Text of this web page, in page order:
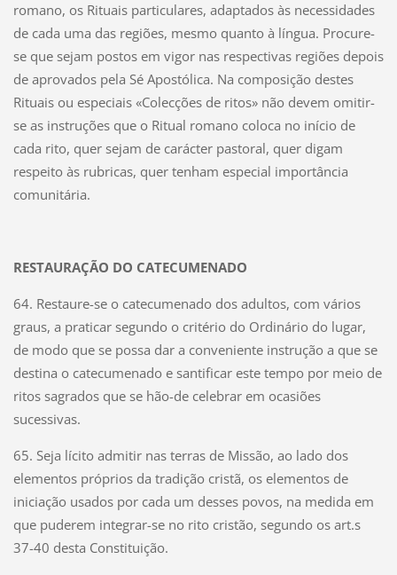
romano, os Rituais particulares, adaptados às necessidades
de cada uma das regiões, mesmo quanto à língua. Procure-
se que sejam postos em vigor nas respectivas regiões depois
de aprovados pela Sé Apostólica. Na composição destes
Rituais ou especiais «Colecções de ritos» não devem omitir-
se as instruções que o Ritual romano coloca no início de
cada rito, quer sejam de carácter pastoral, quer digam
respeito às rubricas, quer tenham especial importância
comunitária.
RESTAURAÇÃO DO CATECUMENADO
64. Restaure-se o catecumenado dos adultos, com vários
graus, a praticar segundo o critério do Ordinário do lugar,
de modo que se possa dar a conveniente instrução a que se
destina o catecumenado e santificar este tempo por meio de
ritos sagrados que se hão-de celebrar em ocasiões
sucessivas.
65. Seja lícito admitir nas terras de Missão, ao lado dos
elementos próprios da tradição cristã, os elementos de
iniciação usados por cada um desses povos, na medida em
que puderem integrar-se no rito cristão, segundo os art.s
37-40 desta Constituição.